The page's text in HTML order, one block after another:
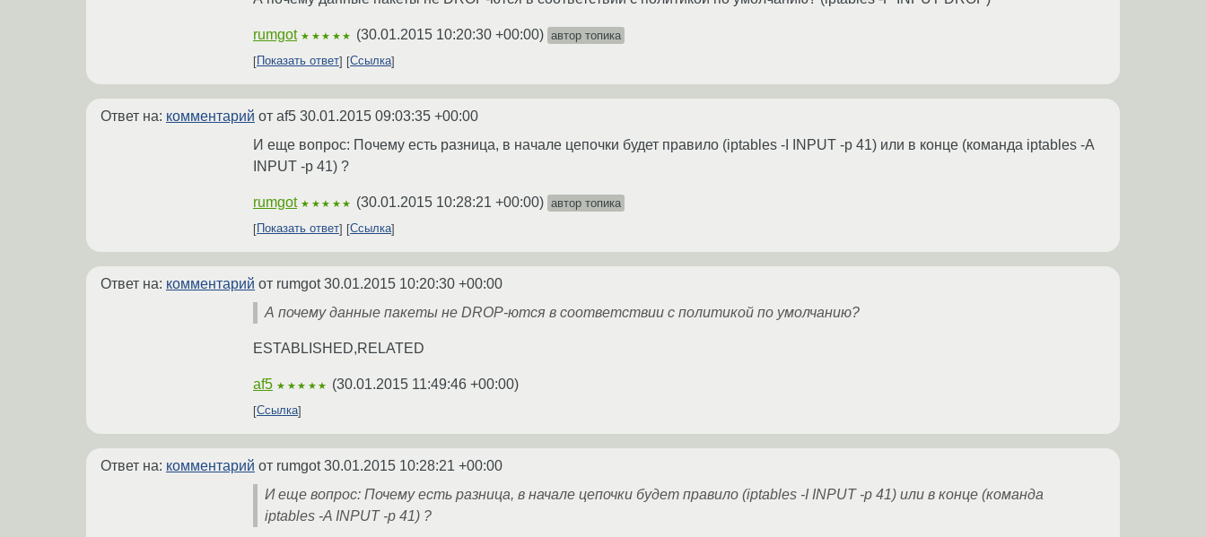
rumgot ★★★★★ (30.01.2015 10:20:30 +00:00) автор топика
Показать ответ
Ссылка
Ответ на: комментарий от af5 30.01.2015 09:03:35 +00:00
И еще вопрос: Почему есть разница, в начале цепочки будет правило (iptables -I INPUT -p 41) или в конце (команда iptables -A
INPUT -p 41) ?
rumgot ★★★★★ (30.01.2015 10:28:21 +00:00) автор топика
Показать ответ
Ссылка
Ответ на: комментарий от rumgot30.01.2015 10:20:30 +00:00
А почему данные пакеты не DROP-ются в соответствии с политикой по умолчанию?
ESTABLISHED,RELATED
af5 ★★★★★ (30.01.2015 11:49:46 +00:00)
Ссылка
Ответ на: комментарий от rumgot30.01.2015 10:28:21 +00:00
И еще вопрос: Почему есть разница, в начале цепочки будет правило (iptables -I INPUT -p 41) или в конце (команда
iptables -A INPUT -p 41) ?